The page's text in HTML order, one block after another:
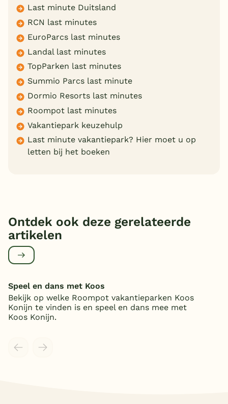
Last minute Duitsland
RCN last minutes
EuroParcs last minutes
Landal last minutes
TopParken last minutes
Summio Parcs last minute
Dormio Resorts last minutes
Roompot last minutes
Vakantiepark keuzehulp
Last minute vakantiepark? Hier moet u op
letten bij het boeken
Ontdek ook deze gerelateerde
artikelen
Speel en dans met Koos
Bekijk op welke Roompot vakantieparken Koos
Konijn te vinden is en speel en dans mee met
Koos Konijn.